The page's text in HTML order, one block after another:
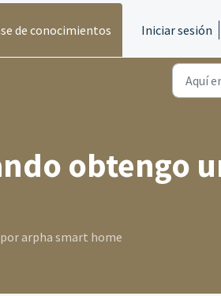
de conocimientos Iniciar sesión
obtengo
por arpha smart home